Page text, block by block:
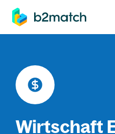
springen
Wirtschaft